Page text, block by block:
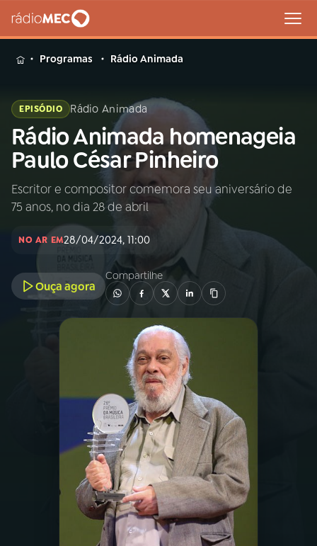
MENU
Buscar
na
Rádio
MEC
Buscar
Início AO VIVO
INÍCIO
PROGRAMAÇÃO
PROGRAMAS
PODCASTS
VIDEOCASTS
Programas Rádio Animada
EPISÓDIO Rádio Animada
Rádio Animada homenageia
Paulo César Pinheiro
Escritor e compositor comemora seu aniversário de
75 anos, no dia 28 de abril
NO AR EM28/04/2024, 11:00
Ouça agora
Compartilhe